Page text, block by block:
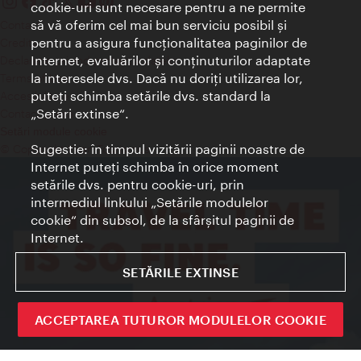
Contact
Credits
Declaraţie privind protecţia datelor
Terms of Use
Accesibilitate
Contact presa
© Copyright Wien Tourismus
cookie-uri sunt necesare pentru a ne permite
să vă oferim cel mai bun serviciu posibil şi
pentru a asigura funcţionalitatea paginilor de
Internet, evaluărilor şi conţinuturilor adaptate
la interesele dvs. Dacă nu doriţi utilizarea lor,
puteţi schimba setările dvs. standard la
„Setări extinse“.
Sugestie: în timpul vizitării paginii noastre de
Internet puteţi schimba în orice moment
setările dvs. pentru cookie-uri, prin
intermediul linkului „Setările modulelor
cookie“ din subsol, de la sfârşitul paginii de
Internet.
SETĂRILE EXTINSE
ACCEPTAREA TUTUROR MODULELOR COOKIE